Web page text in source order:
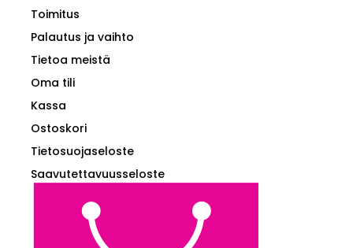
Toimitus
Palautus ja vaihto
Tietoa meistä
Oma tili
Kassa
Ostoskori
Tietosuojaseloste
Saavutettavuusseloste